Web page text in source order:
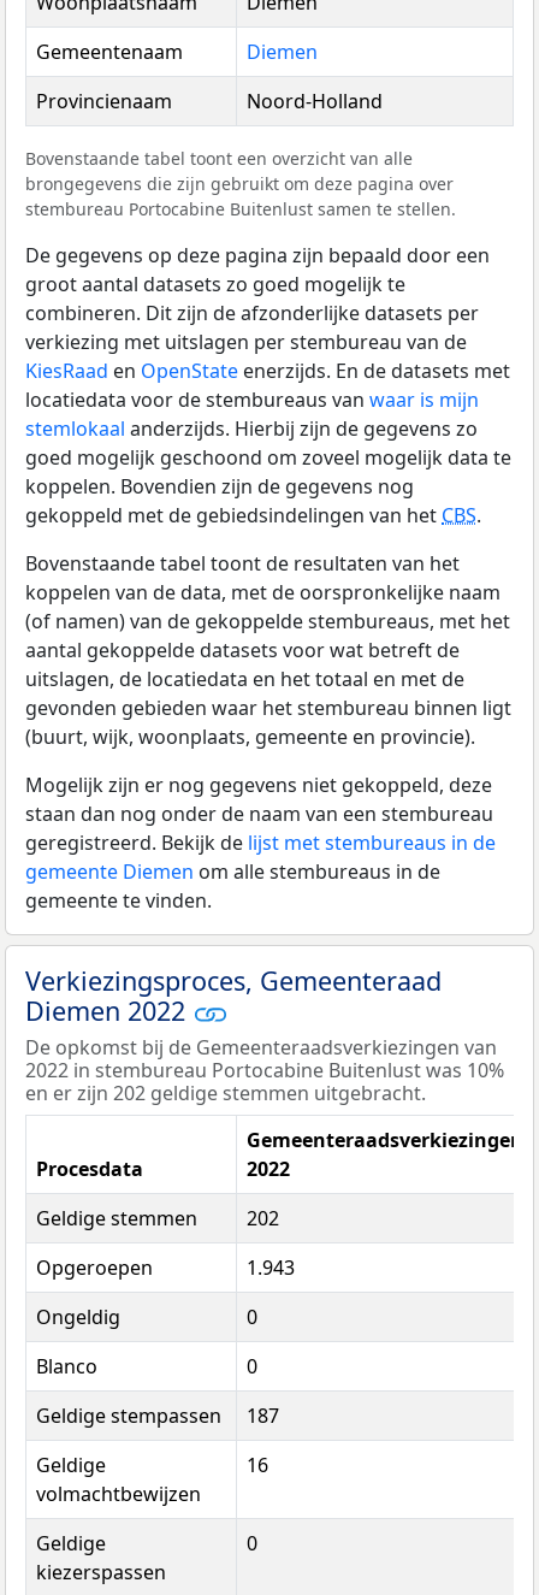
Gemeentenaam
Diemen
Provincienaam
Noord-Holland
Bovenstaande tabel toont een overzicht van alle
brongegevens die zijn gebruikt om deze pagina over
stembureau Portocabine Buitenlust samen te stellen.
De gegevens op deze pagina zijn bepaald door een
groot aantal datasets zo goed mogelijk te
combineren. Dit zijn de afzonderlijke datasets per
verkiezing met uitslagen per stembureau van de
KiesRaad en OpenState enerzijds. En de datasets met
locatiedata voor de stembureaus van waar is mijn
stemlokaal anderzijds. Hierbij zijn de gegevens zo
goed mogelijk geschoond om zoveel mogelijk data te
koppelen. Bovendien zijn de gegevens nog
gekoppeld met de gebiedsindelingen van het CBS.
Bovenstaande tabel toont de resultaten van het
koppelen van de data, met de oorspronkelijke naam
(of namen) van de gekoppelde stembureaus, met het
aantal gekoppelde datasets voor wat betreft de
uitslagen, de locatiedata en het totaal en met de
gevonden gebieden waar het stembureau binnen ligt
(buurt, wijk, woonplaats, gemeente en provincie).
Mogelijk zijn er nog gegevens niet gekoppeld, deze
staan dan nog onder de naam van een stembureau
geregistreerd. Bekijk de lijst met stembureaus in de
gemeente Diemen om alle stembureaus in de
gemeente te vinden.
Verkiezingsproces, Gemeenteraad
Diemen 2022
De opkomst bij de Gemeenteraadsverkiezingen van
2022 in stembureau Portocabine Buitenlust was 10%
en er zijn 202 geldige stemmen uitgebracht.
Procesdata
Gemeenteraadsverkiezingen
2022
Geldige stemmen
202
Opgeroepen
1.943
Ongeldig
0
Blanco
0
Geldige stempassen
187
Geldige
volmachtbewijzen
16
Geldige
kiezerspassen
0